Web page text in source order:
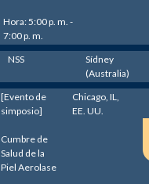
Hora: 5:00 p. m. -
7:00 p. m.
NSS
Sídney
(Australia)
[Evento de
simposio]
Cumbre de
Salud de la
Piel Aerolase
Chicago, IL,
EE. UU.